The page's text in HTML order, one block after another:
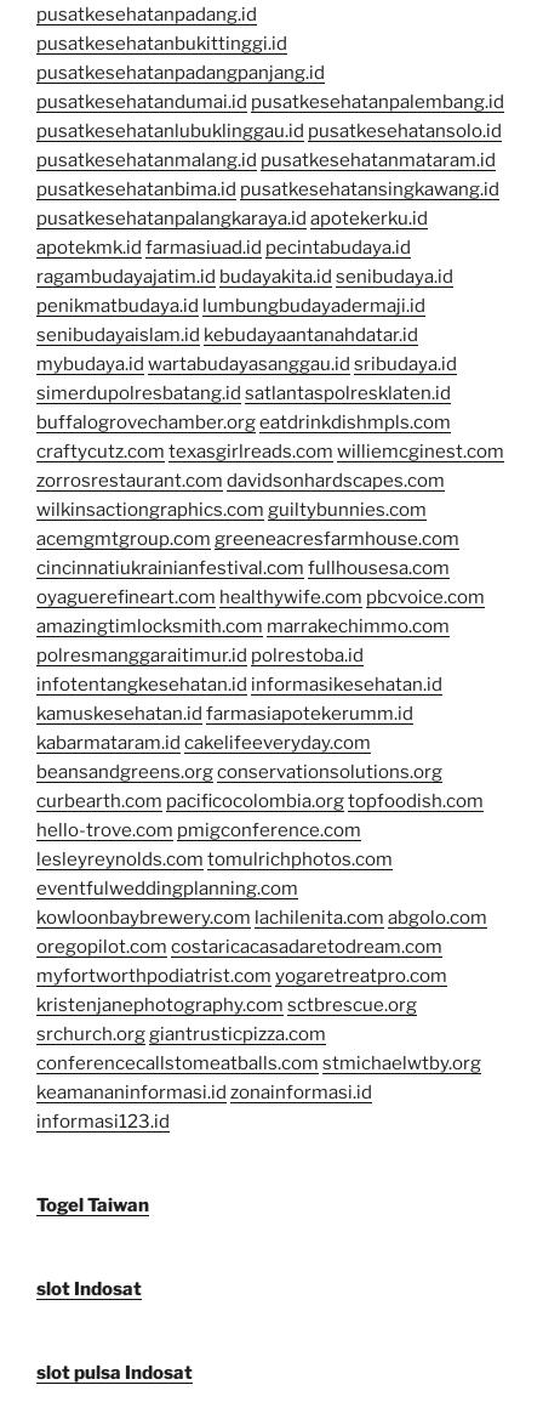
pusatkesehatanpadang.id
pusatkesehatanbukittinggi.id
pusatkesehatanpadangpanjang.id
pusatkesehatandumai.id pusatkesehatanpalembang.id
pusatkesehatanlubuklinggau.id pusatkesehatansolo.id
pusatkesehatanmalang.id pusatkesehatanmataram.id
pusatkesehatanbima.id pusatkesehatansingkawang.id
pusatkesehatanpalangkaraya.id apotekerku.id
apotekmk.id farmasiuad.id pecintabudaya.id
ragambudayajatim.id budayakita.id senibudaya.id
penikmatbudaya.id lumbungbudayadermaji.id
senibudayaislam.id kebudayaantanahdatar.id
mybudaya.id wartabudayasanggau.id sribudaya.id
simerdupolresbatang.id satlantaspolresklaten.id
buffalogrovechamber.orgeatdrinkdishmpls.com
craftycutz.com texasgirlreads.com williemcginest.com
zorrosrestaurant.com davidsonhardscapes.com
wilkinsactiongraphics.com guiltybunnies.com
acemgmtgroup.com greeneacresfarmhouse.com
cincinnatiukrainianfestival.com fullhousesa.com
oyaguerefineart.com healthywife.com pbcvoice.com
amazingtimlocksmith.com marrakechimmo.com
polresmanggaraitimur.id polrestoba.id
infotentangkesehatan.id informasikesehatan.id
kamuskesehatan.id farmasiapotekerumm.id
kabarmataram.id cakelifeeveryday.com
beansandgreens.orgconservationsolutions.org
curbearth.com pacificocolombia.orgtopfoodish.com
hello-trove.com pmigconference.com
lesleyreynolds.com tomulrichphotos.com
eventfulweddingplanning.com
kowloonbaybrewery.com lachilenita.com abgolo.com
oregopilot.com costaricacasadaretodream.com
myfortworthpodiatrist.com yogaretreatpro.com
kristenjanephotography.com sctbrescue.org
srchurch.orggiantrusticpizza.com
conferencecallstomeatballs.com stmichaelwtby.org
keamananinformasi.id zonainformasi.id
informasi123.id
Togel Taiwan
slot Indosat
slot pulsa Indosat